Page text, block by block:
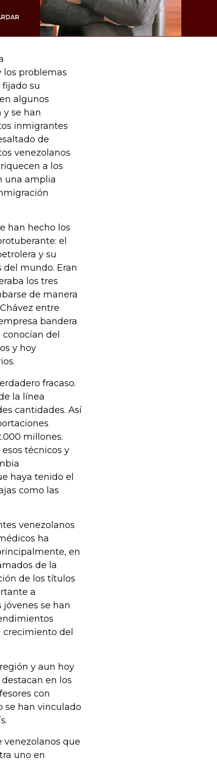
los problemas
su
algunos
se han
inmigrantes
de
venezolanos
a los
una amplia
han hecho los
el
y su
mundo. Eran
los tres
de manera
entre
bandera
del
y hoy
fracaso.
la línea
cantidades. Así
millones.
técnicos y
haya tenido el
como las
venezolanos
ha
en
de la
de los títulos
a
se han
del
y aun hoy
en los
con
se han vinculado
venezolanos que
uno en